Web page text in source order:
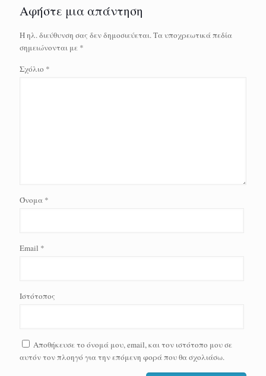
Αφήστε μια απάντηση
Η ηλ. διεύθυνση σας δεν δημοσιεύεται.Τα υποχρεωτικά πεδία
σημειώνονται με *
Σχόλιο *
Όνομα *
Email *
Ιστότοπος
Αποθήκευσε το όνομά μου, email, και τον ιστότοπο μου σε
αυτόν τον πλοηγό για την επόμενη φορά που θα σχολιάσω.